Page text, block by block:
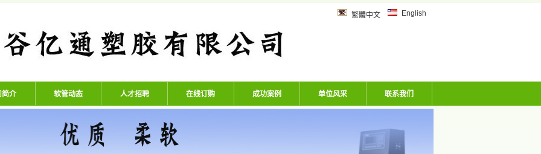
司 - 专业生产高压氧气管、乙炔管、风炮软管、洗车机专用软
繁體中文 English
简介 软管动态 人才招聘 在线订购 成功案例 单位风采 联系我们